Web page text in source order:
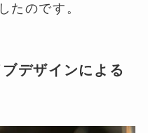
たのです。
デザインによる